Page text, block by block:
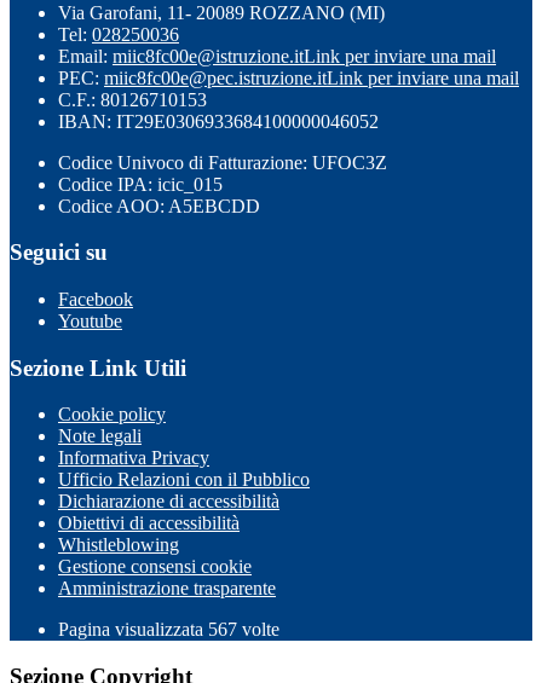
Via Garofani, 11- 20089 ROZZANO (MI)
Tel: 028250036
Email: miic8fc00e@istruzione.itLink per inviare una mail
PEC: miic8fc00e@pec.istruzione.itLink per inviare una mail
C.F.: 80126710153
IBAN: IT29E0306933684100000046052
Codice Univoco di Fatturazione: UFOC3Z
Codice IPA: icic_015
Codice AOO: A5EBCDD
Seguici su
Facebook
Youtube
Sezione Link Utili
Cookie policy
Note legali
Informativa Privacy
Ufficio Relazioni con il Pubblico
Dichiarazione di accessibilità
Obiettivi di accessibilità
Whistleblowing
Gestione consensi cookie
Amministrazione trasparente
Pagina visualizzata 567 volte
Sezione Copyright